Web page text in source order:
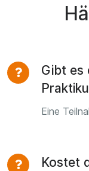
Gibt es
Eine
Kostet